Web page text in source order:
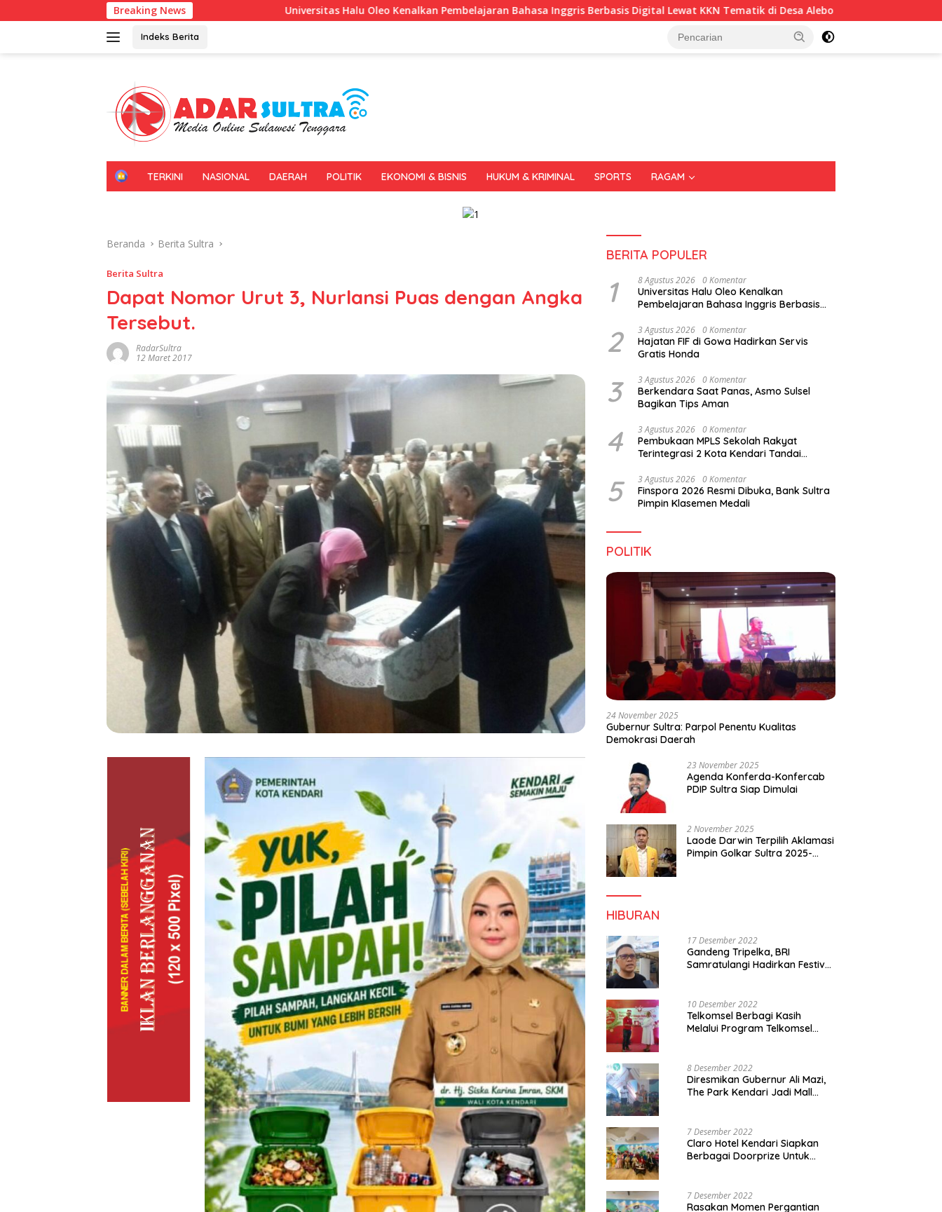
ke
Breaking News
Universitas Halu Oleo Kenalkan Pembelajaran Bahasa Inggris Berbasis Digital Lewat KKN Tematik di Desa Alebo Imigrasi Sultra Perkuat Kepedulian Sosial
Indeks Berita
H
TERKINI NASIONAL DAERAH POLITIK EKONOMI & BISNIS HUKUM & KRIMINAL SPORTS RAGAM
Beranda Berita Sultra
Berita Sultra
Dapat Nomor Urut 3, Nurlansi Puas dengan Angka
Tersebut.
RadarSultra
12 Maret 2017
BERITA POPULER
1 8 Agustus 2026 0 Komentar
Universitas Halu Oleo Kenalkan
Pembelajaran Bahasa Inggris Berbasis
2 3 Agustus 2026 0 Komentar
Hajatan FIF di Gowa Hadirkan Servis
Gratis Honda
3 3 Agustus 2026 0 Komentar
Berkendara Saat Panas, Asmo Sulsel
Bagikan Tips Aman
4 3 Agustus 2026 0 Komentar
Pembukaan MPLS Sekolah Rakyat
Terintegrasi 2 Kota Kendari Tandai
5 3 Agustus 2026 0 Komentar
Finspora 2026 Resmi Dibuka, Bank Sultra
Pimpin Klasemen Medali
POLITIK
24 November 2025
Gubernur Sultra: Parpol Penentu Kualitas
Demokrasi Daerah
23 November 2025
Agenda Konferda-Konfercab
PDIP Sultra Siap Dimulai
2 November 2025
Laode Darwin Terpilih Aklamasi
Pimpin Golkar Sultra 2025-
HIBURAN
17 Desember 2022
Gandeng Tripelka, BRI
Samratulangi Hadirkan Festival
10 Desember 2022
Telkomsel Berbagi Kasih
Melalui Program Telkomsel
8 Desember 2022
Diresmikan Gubernur Ali Mazi,
The Park Kendari Jadi Mall
7 Desember 2022
Claro Hotel Kendari Siapkan
Berbagai Doorprize Untuk
7 Desember 2022
Rasakan Momen Pergantian